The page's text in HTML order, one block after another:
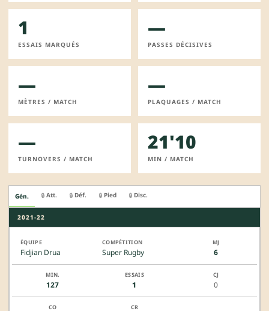
1
ESSAIS MARQUÉS
—
PASSES DÉCISIVES
—
MÈTRES / MATCH
—
PLAQUAGES / MATCH
—
TURNOVERS / MATCH
21'10
MIN / MATCH
Gén. 🔒 Att. 🔒 Déf. 🔒 Pied 🔒 Disc.
2021-22
Fidjian Drua Super Rugby 6
127 1 0